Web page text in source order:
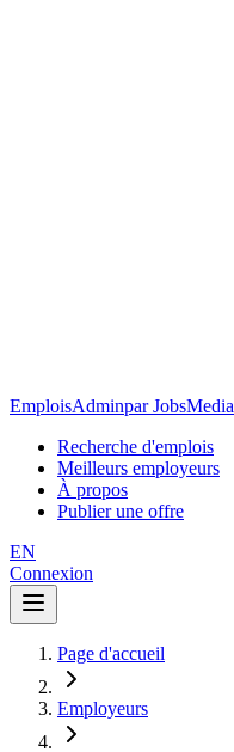
EmploisAdminpar JobsMedia
Recherche d'emplois
Meilleurs employeurs
À propos
Publier une offre
EN
Connexion
Page d'accueil
Employeurs